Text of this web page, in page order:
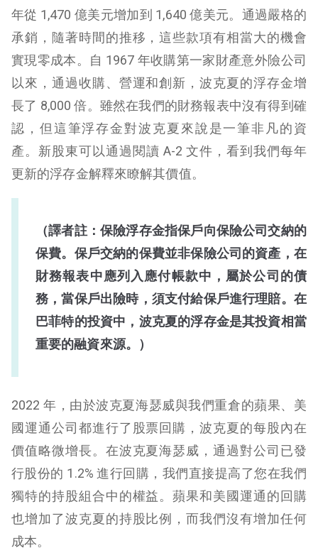
年從 1,470 億美元增加到 1,640 億美元。通過嚴格的
承銷，隨著時間的推移，這些款項有相當大的機會
實現零成本。自 1967 年收購第一家財產意外險公司
以來，通過收購、營運和創新，波克夏的浮存金增
長了 8,000 倍。雖然在我們的財務報表中沒有得到確
認，但這筆浮存金對波克夏來說是一筆非凡的資
產。新股東可以通過閱讀 A-2 文件，看到我們每年
更新的浮存金解釋來瞭解其價值。
（譯者註：保險浮存金指保戶向保險公司交納的
保費。保戶交納的保費並非保險公司的資產，在
財務報表中應列入應付帳款中，屬於公司的債
務，當保戶出險時，須支付給保戶進行理賠。在
巴菲特的投資中，波克夏的浮存金是其投資相當
重要的融資來源。）
2022 年，由於波克夏海瑟威與我們重倉的蘋果、美
國運通公司都進行了股票回購，波克夏的每股內在
價值略微增長。在波克夏海瑟威，通過對公司已發
行股份的 1.2% 進行回購，我們直接提高了您在我們
獨特的持股組合中的權益。蘋果和美國運通的回購
也增加了波克夏的持股比例，而我們沒有增加任何
成本。